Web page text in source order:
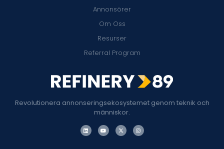
Revolutionera annonseringsekosystemet genom teknik och
människor.
Annonsörer
Om Oss
Resurser
Referral Program